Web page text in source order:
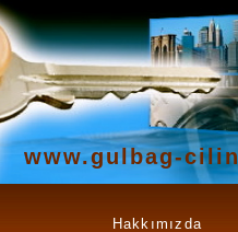
www.gulbag-
Hakkımızda